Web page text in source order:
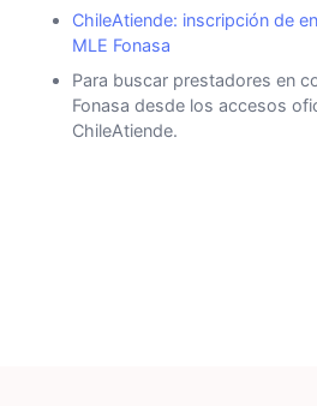
ChileAtiende: inscripción de
MLE Fonasa
Para buscar prestadores en
Fonasa desde los accesos
ChileAtiende.